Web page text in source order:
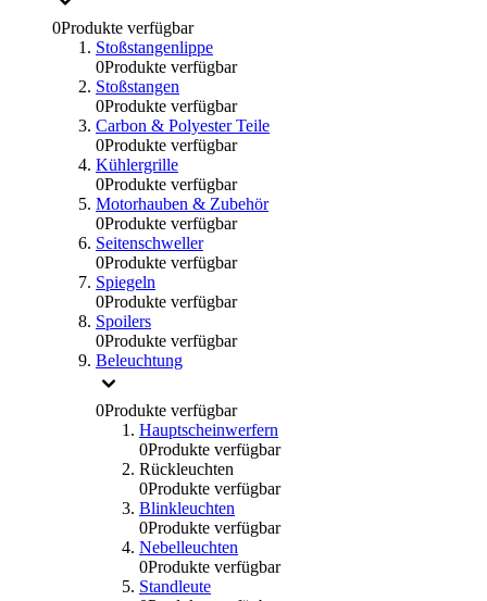
0Produkte verfügbar
Stoßstangenlippe
0Produkte verfügbar
Stoßstangen
0Produkte verfügbar
Carbon & Polyester Teile
0Produkte verfügbar
Kühlergrille
0Produkte verfügbar
Motorhauben & Zubehör
0Produkte verfügbar
Seitenschweller
0Produkte verfügbar
Spiegeln
0Produkte verfügbar
Spoilers
0Produkte verfügbar
Beleuchtung
0Produkte verfügbar
Hauptscheinwerfern
0Produkte verfügbar
Rückleuchten
0Produkte verfügbar
Blinkleuchten
0Produkte verfügbar
Nebelleuchten
0Produkte verfügbar
Standleute